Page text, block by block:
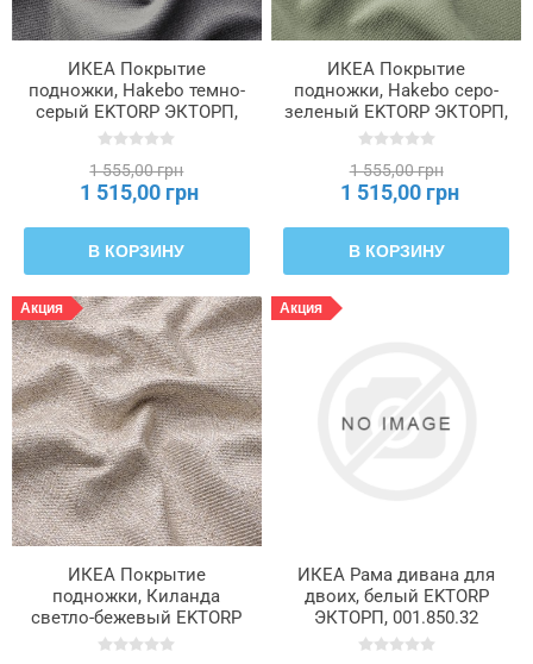
ИКЕА Покрытие
подножки, Hakebo темно-
серый EKTORP ЭКТОРП,
205.842.99
1 555,00 грн
1 515,00 грн
В КОРЗИНУ
ИКЕА Покрытие
подножки, Hakebo серо-
зеленый EKTORP ЭКТОРП,
405.843.02
1 555,00 грн
1 515,00 грн
В КОРЗИНУ
Акция
ИКЕА Покрытие
подножки, Киланда
светло-бежевый EKTORP
ЭКТОРП, 505.843.11
Акция
ИКЕА Рама дивана для
двоих, белый EKTORP
ЭКТОРП, 001.850.32